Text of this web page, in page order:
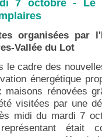
7 octobre - Le
organisées par
Vallée du Lot
le cadre des
énergétique
maisons rénovées
visitées par une
midi du mardi 7
était